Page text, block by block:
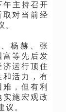
午主持召开
对当前经
。
杨赫、张
等先后发
运行顶住
和活力，有
，但有利
施宏观政
议。